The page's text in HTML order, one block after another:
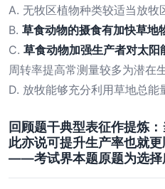
A. 无牧区植物种类较适当放牧
B. 草食动物的摄食有加快草地
C. 草食动物加强生产者对太阳
周转率提高常测量较多为潜在
D. 放牧能够充分利用草地总能
回顾题干典型表征作提炼
此亦说可提升生产率也就
——考试界本题原题为选择